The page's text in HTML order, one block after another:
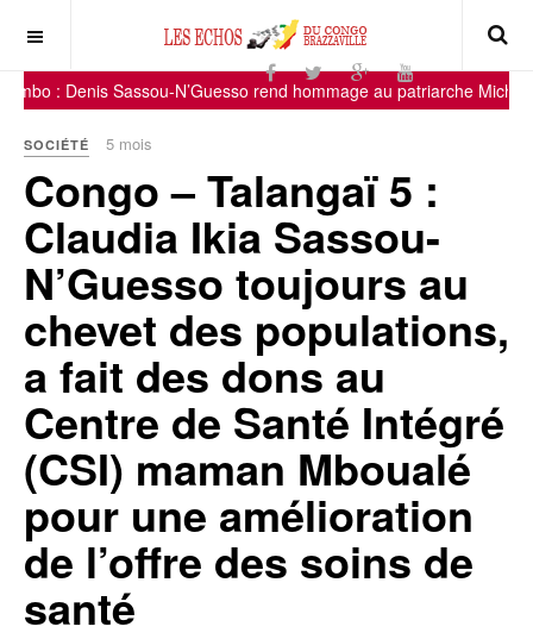
Denis Sassou-N’Guesso rend hommage au patriarche Michel Ibara
SOCIÉTÉ 5 mois
Congo – Talangaï 5 :
Claudia Ikia Sassou-
N’Guesso toujours au
chevet des populations,
a fait des dons au
Centre de Santé Intégré
(CSI) maman Mboualé
pour une amélioration
de l’offre des soins de
santé